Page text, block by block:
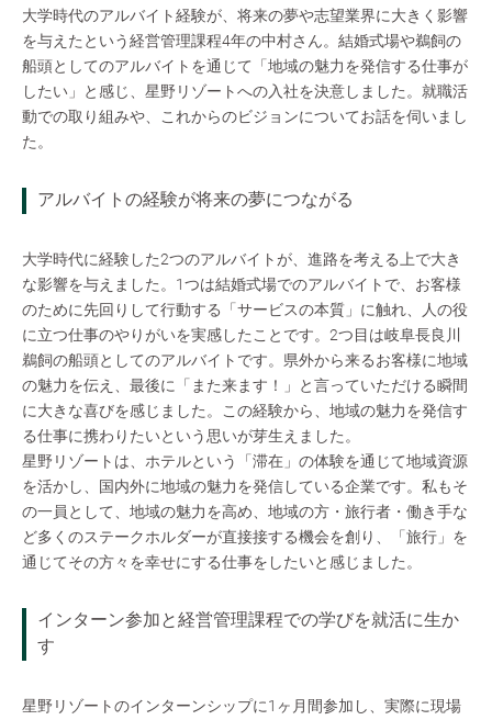
大学時代のアルバイト経験が、将来の夢や志望業界に大きく影響
を与えたという経営管理課程4年の中村さん。結婚式場や鵜飼の
船頭としてのアルバイトを通じて「地域の魅力を発信する仕事が
したい」と感じ、星野リゾートへの入社を決意しました。就職活
動での取り組みや、これからのビジョンについてお話を伺いまし
た。
アルバイトの経験が将来の夢につながる
大学時代に経験した2つのアルバイトが、進路を考える上で大き
な影響を与えました。1つは結婚式場でのアルバイトで、お客様
のために先回りして行動する「サービスの本質」に触れ、人の役
に立つ仕事のやりがいを実感したことです。2つ目は岐阜長良川
鵜飼の船頭としてのアルバイトです。県外から来るお客様に地域
の魅力を伝え、最後に「また来ます！」と言っていただける瞬間
に大きな喜びを感じました。この経験から、地域の魅力を発信す
る仕事に携わりたいという思いが芽生えました。
星野リゾートは、ホテルという「滞在」の体験を通じて地域資源
を活かし、国内外に地域の魅力を発信している企業です。私もそ
の一員として、地域の魅力を高め、地域の方・旅行者・働き手な
ど多くのステークホルダーが直接接する機会を創り、「旅行」を
通じてその方々を幸せにする仕事をしたいと感じました。
インターン参加と経営管理課程での学びを就活に生か
す
星野リゾートのインターンシップに1ヶ月間参加し、実際に現場